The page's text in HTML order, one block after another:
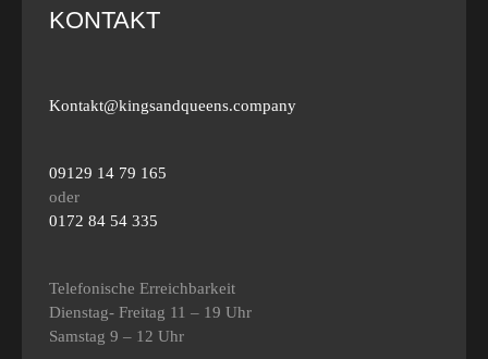
KONTAKT
Kontakt@kingsandqueens.company
09129 14 79 165
oder
0172 84 54 335
Telefonische Erreichbarkeit
Dienstag- Freitag 11 – 19 Uhr
Samstag 9 – 12 Uhr